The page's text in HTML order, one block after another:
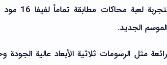
الجديد.
بمميزات رائعة مثل الرسومات ثلاثية الأبعاد عالية